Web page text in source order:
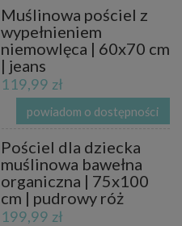
Muślinowa pościel z
wypełnieniem
niemowlęca | 60x70 cm
| jeans
119,99 zł
powiadom o dostępności
Pościel dla dziecka
muślinowa bawełna
organiczna | 75x100
cm | pudrowy róż
199,99 zł